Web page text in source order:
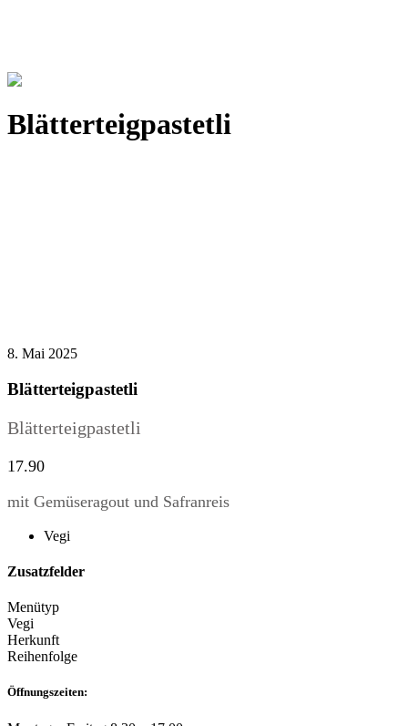
Blätterteigpastetli
8. Mai 2025
Blätterteigpastetli
Blätterteigpastetli
17.90
mit Gemüseragout und Safranreis
Vegi
Zusatzfelder
Menütyp
Vegi
Herkunft
Reihenfolge
Öffnungszeiten: